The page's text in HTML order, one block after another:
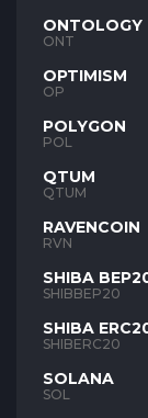
ONTOLOGY
ONT
OPTIMISM
OP
POLYGON
POL
QTUM
QTUM
RAVENCOIN
RVN
SHIBA
SHIBBEP20
SHIBA
SHIBERC20
SOLANA
SOL